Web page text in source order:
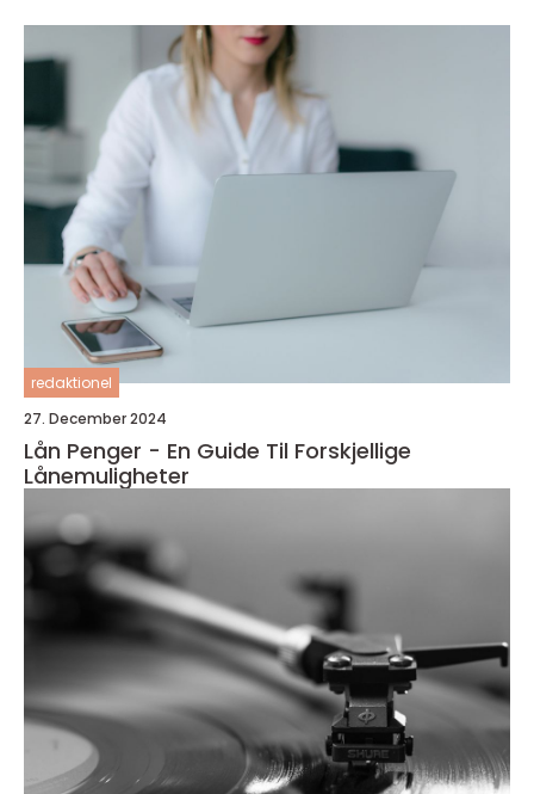
redaktionel
27. December 2024
Lån Penger - En Guide Til Forskjellige
Lånemuligheter